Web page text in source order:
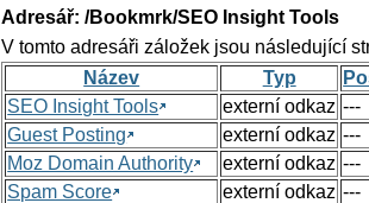
Adresář: /Bookmrk/SEO Insight Tools
V tomto adresáři záložek jsou následující
Název
Typ
SEO Insight Tools
externí odkaz ---
Guest Posting
externí odkaz ---
Moz Domain Authority
externí odkaz ---
Spam Score
externí odkaz ---